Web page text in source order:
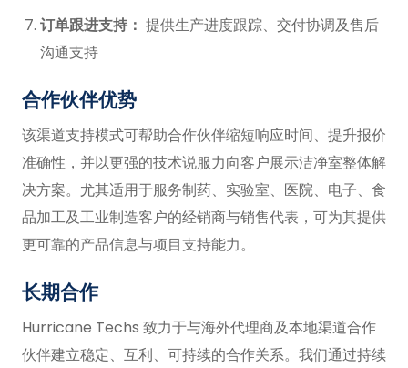
订单跟进支持： 提供生产进度跟踪、交付协调及售后
沟通支持
合作伙伴优势
该渠道支持模式可帮助合作伙伴缩短响应时间、提升报价
准确性，并以更强的技术说服力向客户展示洁净室整体解
决方案。尤其适用于服务制药、实验室、医院、电子、食
品加工及工业制造客户的经销商与销售代表，可为其提供
更可靠的产品信息与项目支持能力。
长期合作
Hurricane Techs 致力于与海外代理商及本地渠道合作
伙伴建立稳定、互利、可持续的合作关系。我们通过持续